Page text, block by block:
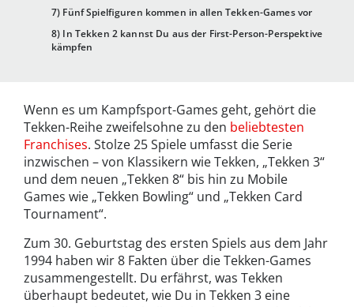
7) Fünf Spielfiguren kommen in allen Tekken-Games vor
8) In Tekken 2 kannst Du aus der First-Person-Perspektive
kämpfen
Wenn es um Kampfsport-Games geht, gehört die
Tekken-Reihe zweifelsohne zu den beliebtesten
Franchises. Stolze 25 Spiele umfasst die Serie
inzwischen – von Klassikern wie Tekken, „Tekken 3“
und dem neuen „Tekken 8“ bis hin zu Mobile
Games wie „Tekken Bowling“ und „Tekken Card
Tournament“.
Zum 30. Geburtstag des ersten Spiels aus dem Jahr
1994 haben wir 8 Fakten über die Tekken-Games
zusammengestellt. Du erfährst, was Tekken
überhaupt bedeutet, wie Du in Tekken 3 eine